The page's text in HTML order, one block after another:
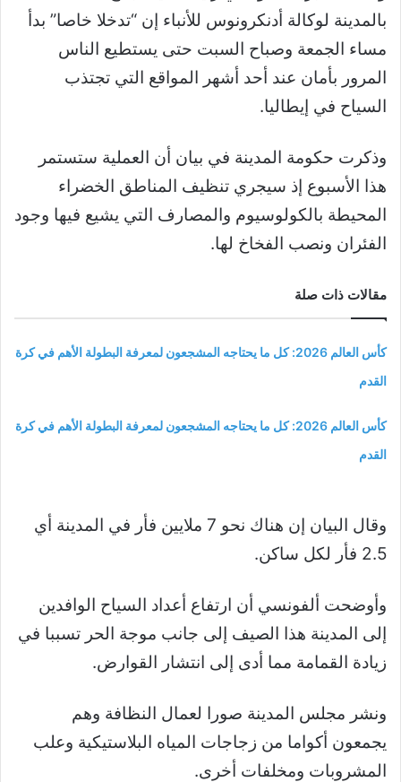
بالمدينة لوكالة أدنكرونوس للأنباء إن “تدخلا خاصا” بدأ
مساء الجمعة وصباح السبت حتى يستطيع الناس
المرور بأمان عند أحد أشهر المواقع التي تجتذب
السياح في إيطاليا.
وذكرت حكومة المدينة في بيان أن العملية ستستمر
هذا الأسبوع إذ سيجري تنظيف المناطق الخضراء
المحيطة بالكولوسيوم والمصارف التي يشيع فيها وجود
الفئران ونصب الفخاخ لها.
مقالات ذات صلة
كأس العالم 2026: كل ما يحتاجه المشجعون لمعرفة البطولة الأهم في كرة
القدم
كأس العالم 2026: كل ما يحتاجه المشجعون لمعرفة البطولة الأهم في كرة
القدم
وقال البيان إن هناك نحو 7 ملايين فأر في المدينة أي
2.5 فأر لكل ساكن.
وأوضحت ألفونسي أن ارتفاع أعداد السياح الوافدين
إلى المدينة هذا الصيف إلى جانب موجة الحر تسببا في
زيادة القمامة مما أدى إلى انتشار القوارض.
ونشر مجلس المدينة صورا لعمال النظافة وهم
يجمعون أكواما من زجاجات المياه البلاستيكية وعلب
المشروبات ومخلفات أخرى.